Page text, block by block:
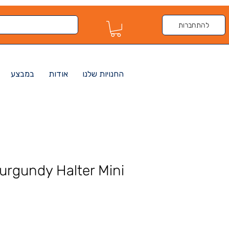
להתחברות
במבצע אודות החנויות שלנו
Halter Mini